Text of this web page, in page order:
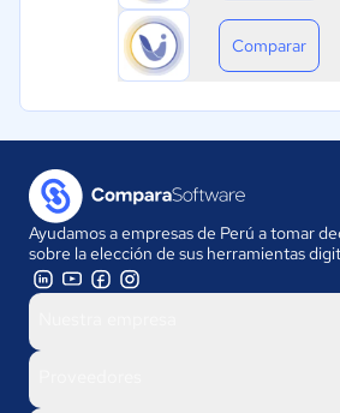
Comparar
Ayudamos a empresas de Perú a tomar
sobre la elección de sus herramientas